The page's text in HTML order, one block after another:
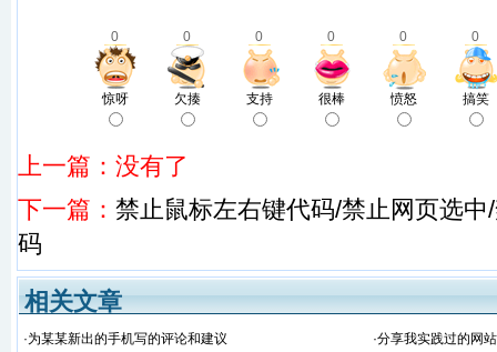
0 0 0 0 0 0
惊呀 欠揍 支持 很棒 愤怒 搞笑
上一篇：没有了
下一篇： 禁止鼠标左右键代码/禁止网页选
码
相关文章
·为某某新出的手机写的评论和建议 ·分享我实践过的网